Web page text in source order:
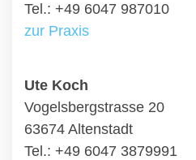
Tel.: +49 6047 987010
zur Praxis
Ute Koch
Vogelsbergstrasse 20
63674 Altenstadt
Tel.: +49 6047 3879991